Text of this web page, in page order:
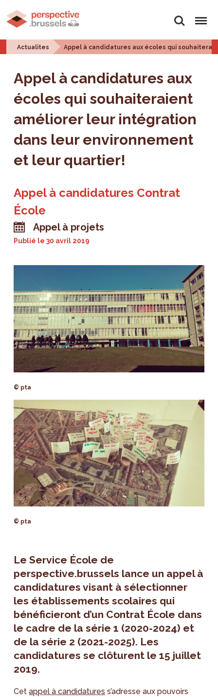
Rechercher
Menu
Actualites Appel à candidatures aux écoles qui
Appel à candidatures aux
écoles qui souhaiteraient
améliorer leur intégration
dans leur environnement
et leur quartier!
Appel à candidatures Contrat
École
Appel à projets
Publié le30 avril 2019
© pta
© pta
Le Service École de
perspective.brussels lance un appel à
candidatures visant à sélectionner
les établissements scolaires qui
bénéficieront d’un Contrat École dans
le cadre de la série 1 (2020-2024) et
de la série 2 (2021-2025). Les
candidatures se clôturent le 15 juillet
2019.
Cetappel à candidatures s’adresse aux pouvoirs